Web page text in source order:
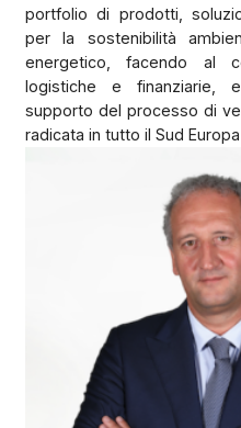
portfolio di prodotti,
per la sostenibilità
energetico, facendo al
logistiche e finanziarie,
supporto del processo di
radicata in tutto il Sud